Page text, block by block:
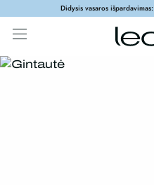
Didysis vasaros išpardavimas: